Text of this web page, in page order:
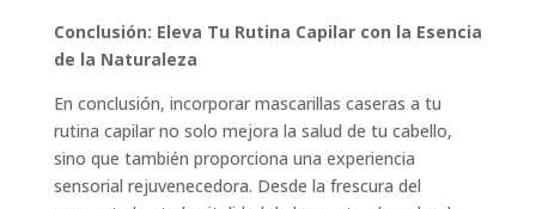
Conclusión: Eleva Tu Rutina Capilar con la Esencia
de la Naturaleza
En conclusión, incorporar mascarillas caseras a tu
rutina capilar no solo mejora la salud de tu cabello,
sino que también proporciona una experiencia
sensorial rejuvenecedora. Desde la frescura del